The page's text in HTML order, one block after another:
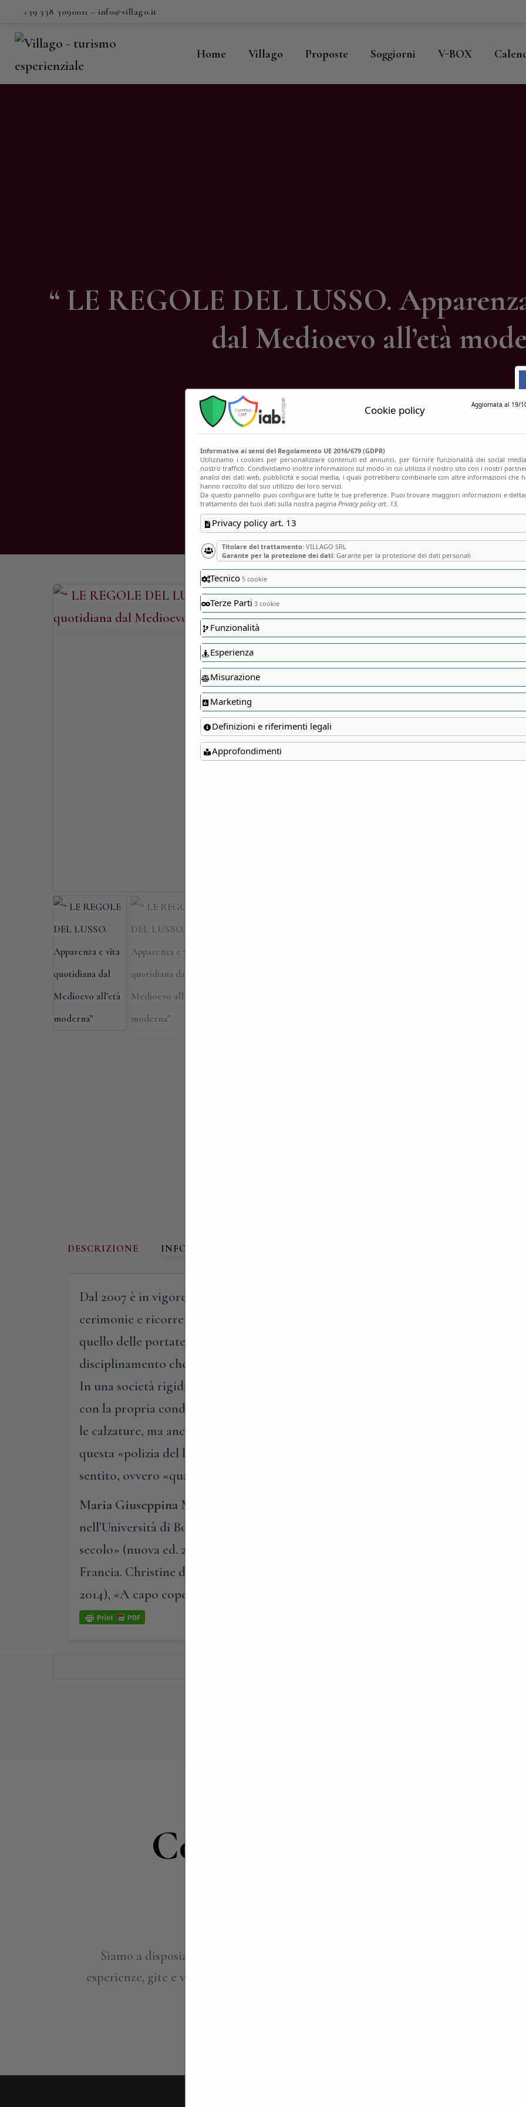
+39 338 3090011 – info@villago.it
Home Villago Proposte Soggiorni V-BOX
“ LE REGOLE DEL LUSSO.
dal Medioevo all’età
Villago
Proposte
“ LE REGOLE DEL
quotidiana dal
MARIA
24,00€
LE REGOLE DEL
Medioevo all’età
AUTORI: Maria
DESCRIZIONE INFORMAZIONI AGGIUNTIVE
Dal 2007 è in vigore in Tagikistan una «legge sulla parsimonia» che regola gli
cerimonie e ricorrenze varie: onde evitare indebitamenti folli è fissato il numero
quello delle portate. Il provvedimento, incongruo alle nostre orecchie, si richiama
disciplinamento che, con apposite leggi suntuarie, ha temperato l’esibizione del
In una società rigidamente gerarchica, occorreva infatti vigilare affinché ognuno
con la propria condizione sociale. Nel mirino erano essenzialmente le donne, i
le calzature, ma anche i banchetti e le feste. Attraverso una quantità di storie
questa «polizia del lusso», l’autrice ci parla di costumi, mode e passioni e, in
sentito, ovvero «quando troppo è troppo».
Maria Giuseppina Muzzarelli
insegna Storia medievale, Storia delle città e
nell’Università di Bologna. Con il Mulino ha pubblicato «Guardaroba medievale.
secolo» (nuova ed. 2008), «Il denaro e la salvezza» (2001), «Pescatori di uomini»
Francia. Christine de Pizan, intellettuale e donna» (nuova ed. 2017), «Breve storia
2014), «A capo coperto. Storie di donne e di veli» (nuova ed. 2018).
Contattaci per maggiori
Siamo a disposizione per approfondire i dettagli di tutte le proposte presentate;
esperienze, gite e viaggi su misura, in base alle vostre esigenze e curiosità;
Cookie policy Aggiornata al 19/
Informativa ai sensi del Regolamento UE 2016/679 (GDPR)
Utilizziamo i cookies per personalizzare contenuti ed annunci, per fornire funzionalità dei social
nostro traffico. Condividiamo inoltre informazioni sul modo in cui utilizza il nostro sito con i nostri
analisi dei dati web, pubblicità e social media, i quali potrebbero combinarle con altre informazioni che
hanno raccolto dal suo utilizzo dei loro servizi.
Da questo pannello puoi configurare tutte le tue preferenze. Puoi trovare maggiori informazioni e
trattamento dei tuoi dati sulla nostra pagina Privacy policy art. 13.
Privacy policy art. 13
Titolare del trattamento: VILLAGO SRL
Garante per la protezione dei dati: Garante per la protezione dei dati personali
Tecnico 5 cookie
Terze Parti 3 cookie
Funzionalità
Esperienza
Misurazione
Marketing
Definizioni e riferimenti legali
Approfondimenti